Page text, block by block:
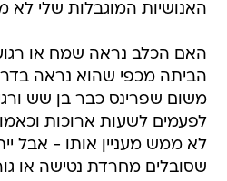
האנושיות המוגבלות שלי לא
האם הכלב נראה שמח או
הביתה מכפי שהוא נראה
משום שפרינס כבר בן שש
לפעמים לשעות ארוכות
לא ממש מעניין אותו - אבל
שסובלים מחרדת נטישה או